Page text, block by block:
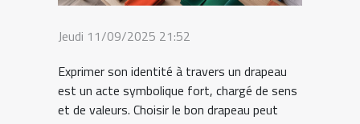
Jeudi 11/09/2025 21:52
Exprimer son identité à travers un drapeau
est un acte symbolique fort, chargé de sens
et de valeurs. Choisir le bon drapeau peut